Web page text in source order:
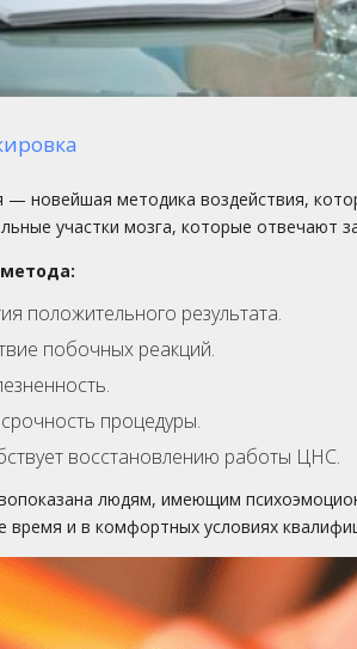
— новейшая методика воздействия,
участки мозга, которые отвечают
положительного результата.
побочных реакций.
процедуры.
восстановлению работы ЦНС.
людям, имеющим
время и в комфортных условиях